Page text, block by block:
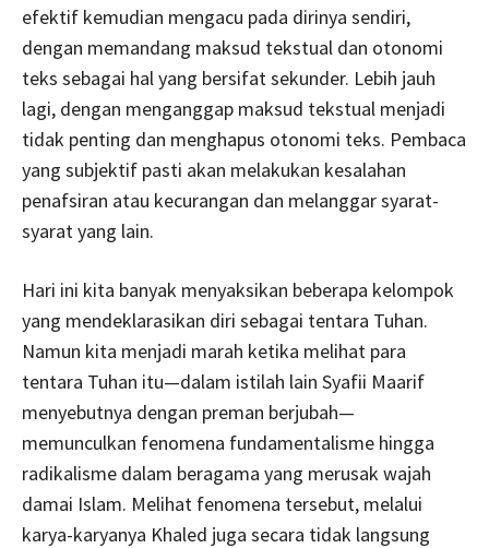
efektif kemudian mengacu pada dirinya sendiri,
dengan memandang maksud tekstual dan otonomi
teks sebagai hal yang bersifat sekunder. Lebih jauh
lagi, dengan menganggap maksud tekstual menjadi
tidak penting dan menghapus otonomi teks. Pembaca
yang subjektif pasti akan melakukan kesalahan
penafsiran atau kecurangan dan melanggar syarat-
syarat yang lain.
Hari ini kita banyak menyaksikan beberapa kelompok
yang mendeklarasikan diri sebagai tentara Tuhan.
Namun kita menjadi marah ketika melihat para
tentara Tuhan itu—dalam istilah lain Syafii Maarif
menyebutnya dengan preman berjubah—
memunculkan fenomena fundamentalisme hingga
radikalisme dalam beragama yang merusak wajah
damai Islam. Melihat fenomena tersebut, melalui
karya-karyanya Khaled juga secara tidak langsung